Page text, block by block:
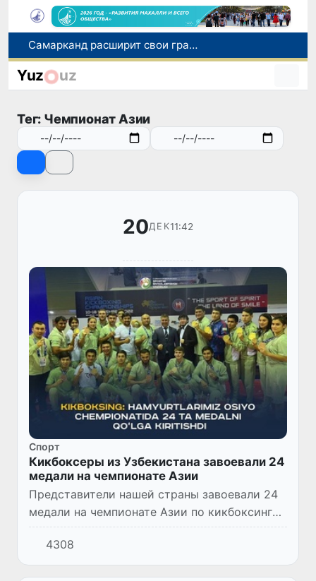
С 1 сентября пассажиры должны будут оплачивать проезд сразу при посадке в автобус
В Сурхандарье пресечена деятельность подпольной группы, планировавшей теракты и выезд в Сирию
Самарканд расширит свои границы и приблизится к статусу города-миллионника
Yuz uz
Тег: Чемпионат Азии
20ДЕК11:42
Спорт
Кикбоксеры из Узбекистана завоевали 24
медали на чемпионате Азии
Представители нашей страны завоевали 24
медали на чемпионате Азии по кикбоксингу
в Бангкоке.
4308